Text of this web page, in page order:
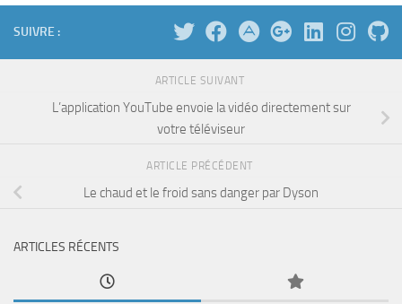
SUIVRE :
ARTICLE SUIVANT
L’application YouTube envoie la vidéo directement sur
votre téléviseur
ARTICLE PRÉCÉDENT
Le chaud et le froid sans danger par Dyson
ARTICLES RÉCENTS